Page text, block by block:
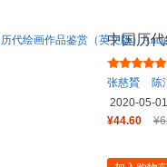
中国历
Chinese
张慈贇
陈
2020-05-01
¥44.60